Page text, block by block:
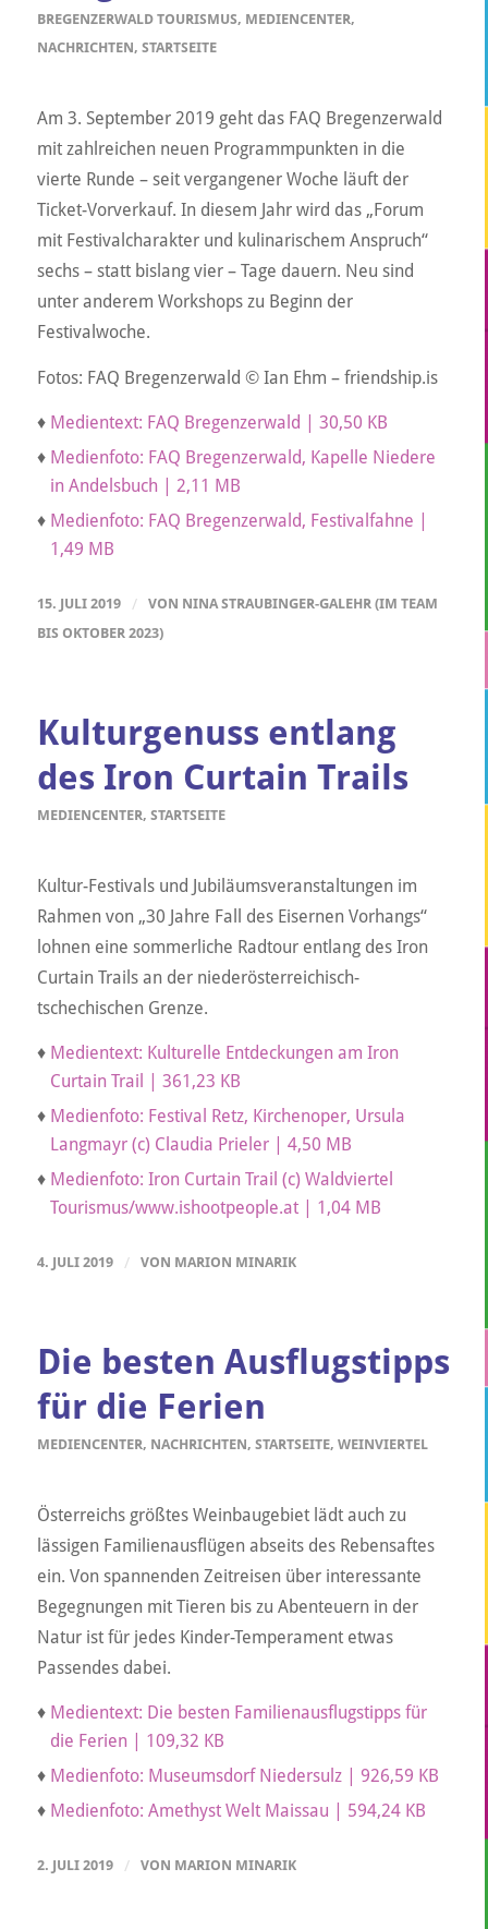
BREGENZERWALD TOURISMUS, MEDIENCENTER,
NACHRICHTEN, STARTSEITE
Am 3. September 2019 geht das FAQ Bregenzerwald
mit zahlreichen neuen Programmpunkten in die
vierte Runde – seit vergangener Woche läuft der
Ticket-Vorverkauf. In diesem Jahr wird das „Forum
mit Festivalcharakter und kulinarischem Anspruch“
sechs – statt bislang vier – Tage dauern. Neu sind
unter anderem Workshops zu Beginn der
Festivalwoche.
Fotos: FAQ Bregenzerwald © Ian Ehm – friendship.is
♦ Medientext: FAQ Bregenzerwald | 30,50 KB
♦ Medienfoto: FAQ Bregenzerwald, Kapelle Niedere
in Andelsbuch | 2,11 MB
♦ Medienfoto: FAQ Bregenzerwald, Festivalfahne |
1,49 MB
15. JULI 2019 / VON NINA STRAUBINGER-GALEHR (IM TEAM
BIS OKTOBER 2023)
Kulturgenuss entlang
des Iron Curtain Trails
MEDIENCENTER, STARTSEITE
Kultur-Festivals und Jubiläumsveranstaltungen im
Rahmen von „30 Jahre Fall des Eisernen Vorhangs“
lohnen eine sommerliche Radtour entlang des Iron
Curtain Trails an der niederösterreichisch-
tschechischen Grenze.
♦ Medientext: Kulturelle Entdeckungen am Iron
Curtain Trail | 361,23 KB
♦ Medienfoto: Festival Retz, Kirchenoper, Ursula
Langmayr (c) Claudia Prieler | 4,50 MB
♦ Medienfoto: Iron Curtain Trail (c) Waldviertel
Tourismus/www.ishootpeople.at | 1,04 MB
4. JULI 2019 / VON MARION MINARIK
Die besten Ausflugstipps
für die Ferien
MEDIENCENTER, NACHRICHTEN, STARTSEITE, WEINVIERTEL
Österreichs größtes Weinbaugebiet lädt auch zu
lässigen Familienausflügen abseits des Rebensaftes
ein. Von spannenden Zeitreisen über interessante
Begegnungen mit Tieren bis zu Abenteuern in der
Natur ist für jedes Kinder-Temperament etwas
Passendes dabei.
♦ Medientext: Die besten Familienausflugstipps für
die Ferien | 109,32 KB
♦ Medienfoto: Museumsdorf Niedersulz | 926,59 KB
♦ Medienfoto: Amethyst Welt Maissau | 594,24 KB
2. JULI 2019 / VON MARION MINARIK